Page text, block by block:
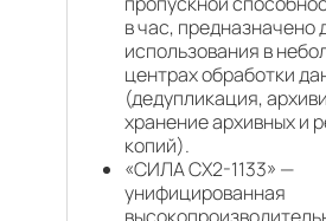
в час, предназначено
использования в
центрах обработки
(дедупликация,
хранение архивных и
копий).
«СИЛА CX2-1133» —
унифицированная